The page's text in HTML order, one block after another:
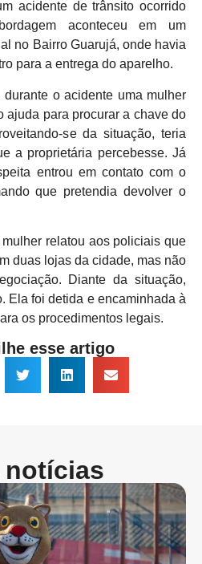
acidente de trânsito ocorrido
aconteceu em um
no Bairro Guarujá, onde havia
para a entrega do aparelho.
o acidente uma mulher
ajuda para procurar a chave do
se da situação, teria
a proprietária percebesse. Já
entrou em contato com o
que pretendia devolver o
relatou aos policiais que
duas lojas da cidade, mas não
Diante da situação,
Ela foi detida e encaminhada à
os procedimentos legais.
esse artigo
notícias